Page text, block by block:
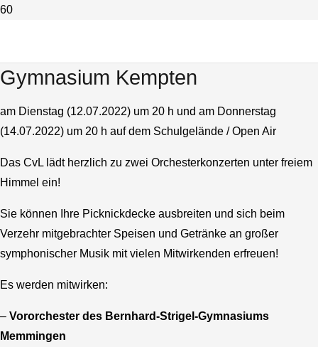
Gymnasium Kempten
am Dienstag (12.07.2022) um 20 h und am Donnerstag
(14.07.2022) um 20 h auf dem Schulgelände / Open Air
Das CvL lädt herzlich zu zwei Orchesterkonzerten unter freiem
Himmel ein!
Sie können Ihre Picknickdecke ausbreiten und sich beim
Verzehr mitgebrachter Speisen und Getränke an großer
symphonischer Musik mit vielen Mitwirkenden erfreuen!
Es werden mitwirken:
– Vororchester des Bernhard-Strigel-Gymnasiums
Memmingen